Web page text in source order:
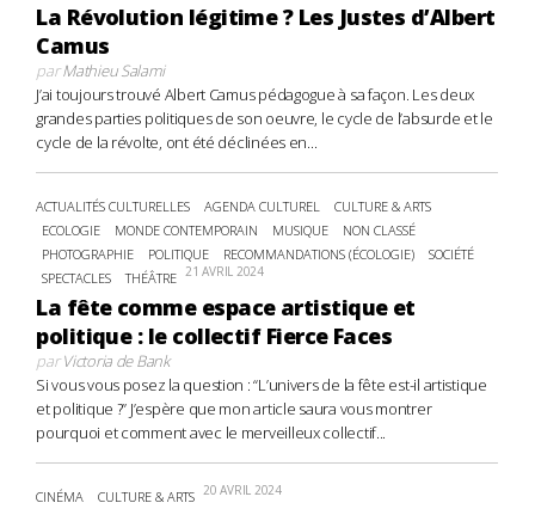
La Révolution légitime ? Les Justes d’Albert
Camus
parMathieu Salami
J’ai toujours trouvé Albert Camus pédagogue à sa façon. Les deux
grandes parties politiques de son oeuvre, le cycle de l’absurde et le
cycle de la révolte, ont été déclinées en...
ACTUALITÉS CULTURELLES AGENDA CULTUREL
CULTURE & ARTS
ECOLOGIE
MONDE CONTEMPORAIN MUSIQUE
NON CLASSÉ
PHOTOGRAPHIE
POLITIQUE RECOMMANDATIONS (ÉCOLOGIE)
SOCIÉTÉ
SPECTACLES
THÉÂTRE 21 AVRIL 2024
La fête comme espace artistique et
politique : le collectif Fierce Faces
parVictoria de Bank
Si vous vous posez la question : “L’univers de la fête est-il artistique
et politique ?” J’espère que mon article saura vous montrer
pourquoi et comment avec le merveilleux collectif...
CINÉMA CULTURE & ARTS 20 AVRIL 2024